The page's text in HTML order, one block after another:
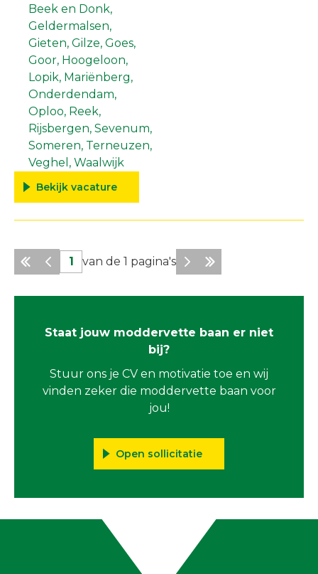
Beek en Donk,
Geldermalsen,
Gieten, Gilze, Goes,
Goor, Hoogeloon,
Lopik, Mariënberg,
Onderdendam,
Oploo, Reek,
Rijsbergen, Sevenum,
Someren, Terneuzen,
Veghel, Waalwijk
Bekijk vacature
1 van de 1 pagina's
Staat jouw moddervette baan er niet
bij?
Stuur ons je CV en motivatie toe en wij
vinden zeker die moddervette baan voor
jou!
Open sollicitatie